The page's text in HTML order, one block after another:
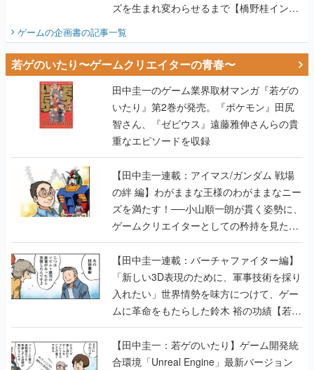
ズを生まれ変わらせるまで【橋野桂インタ
ビュー】
ゲームの企画書の記事一覧
若ゲのいたり〜ゲームクリエイターの青春〜
田中圭一のゲーム業界取材マンガ『若ゲの
いたり』第2巻が発売。『ポケモン』田尻
智さん、『ゼビウス』遠藤雅伸さんらの貴
重なエピソードを収録
【田中圭一連載：アイマス/ガンダム 戦場
の絆 編】わがままな王様のわがままなニー
ズを満たす！──小山順一朗が貫く姿勢に、
ゲームクリエイターとしての矜持を見た
【若ゲのいたり最終回】
【田中圭一連載：バーチャファイター編】
「新しい3D表現のために、軍事技術を採り
入れたい」世界情勢を味方につけて、ゲー
ムに革命をもたらした鈴木 裕の功績【若ゲ
のいたり】
【田中圭一：若ゲのいたり】ゲーム開発統
合環境「Unreal Engine」最新バージョン